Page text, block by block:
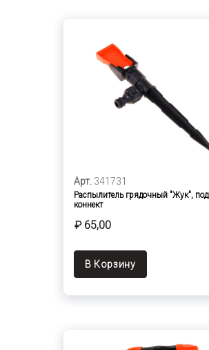
Арт. 341731
Распылитель грядочный "Жук", под
коннект
₽ 65,00
В Корзину